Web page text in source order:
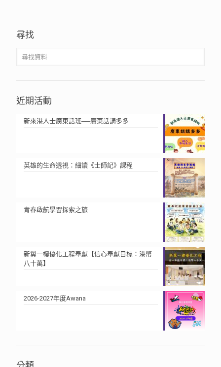
尋找
近期活動
新來港人士廣東話班──廣東話講多多
英雄的生命透視：細讀《士師記》課程
青春啟航學習探索之旅
新翼一樓優化工程奉獻【信心奉獻目標：港幣
八十萬】
2026-2027年度Awana